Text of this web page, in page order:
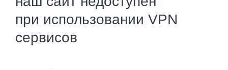
при использовании VPN
сервисов